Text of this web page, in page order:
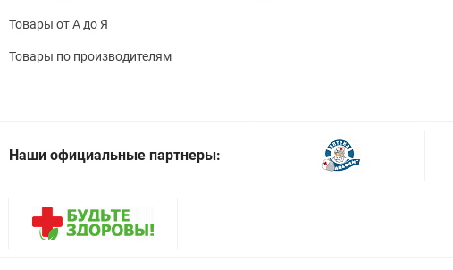
Товары от А до Я
Товары по производителям
Наши официальные партнеры: